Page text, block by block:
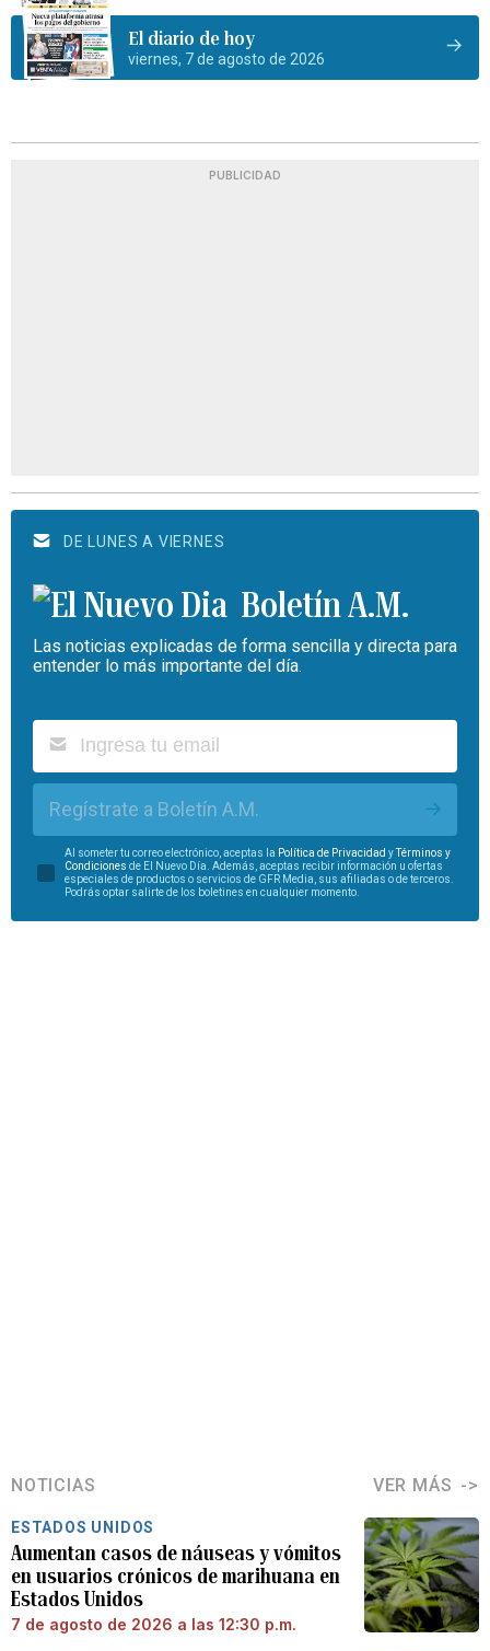
El diario de hoy
viernes, 7 de agosto de 2026
PUBLICIDAD
DE LUNES A VIERNES
Boletín A.M.
Las noticias explicadas de forma sencilla y directa para
entender lo más importante del día.
Regístrate a Boletín A.M.
Al someter tu correo electrónico, aceptas la Política de Privacidad yTérminos y
Condiciones de El Nuevo Día. Además, aceptas recibir información u ofertas
especiales de productos o servicios de GFR Media, sus afiliadas o de terceros.
Podrás optar salirte de los boletines en cualquier momento.
NOTICIAS VER MÁS
ESTADOS UNIDOS
Aumentan casos de náuseas y vómitos
en usuarios crónicos de marihuana en
Estados Unidos
7 de agosto de 2026 a las 12:30 p.m.